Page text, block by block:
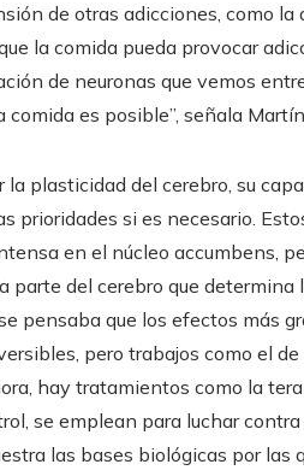
de otras adicciones, como la
la comida pueda provocar
de neuronas que vemos
es posible”, señala
plasticidad del cerebro, su
prioridades si es necesario.
en el núcleo accumbens,
parte del cerebro que
pensaba que los efectos más
pero trabajos como el
hay tratamientos como la
se emplean para luchar
las bases biológicas por las